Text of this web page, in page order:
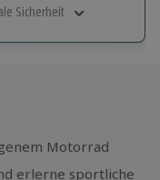
Sicherheit
Motorrad
erlerne sportliche